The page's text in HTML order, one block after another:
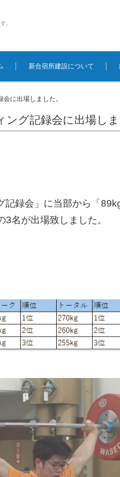
。
新合宿所建設について
に出場しました。
グ記録会に出場しま
記録会」に当部から「
名が出場致しました。